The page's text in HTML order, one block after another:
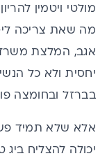
מולטי ויטמין
מה שאת צריכה
אגב, המלצת
יחסית ולא כל
בברזל ובחומצה
אלא שלא תמיד
יכולה להצליח